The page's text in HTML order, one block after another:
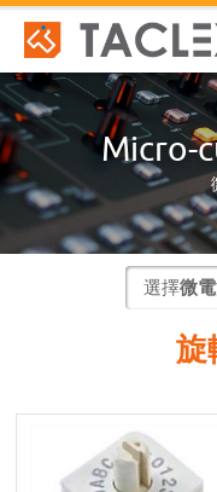
Micro-
選擇微
旋